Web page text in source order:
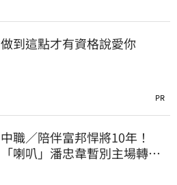
做到這點才有資格說愛你
PR
中職／陪伴富邦悍將10年！
「喇叭」潘忠韋暫別主場轉